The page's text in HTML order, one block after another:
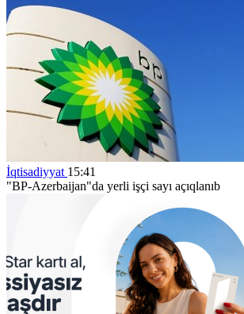
İqtisadiyyat 15:41
"BP-Azerbaijan"da yerli işçi sayı açıqlanıb